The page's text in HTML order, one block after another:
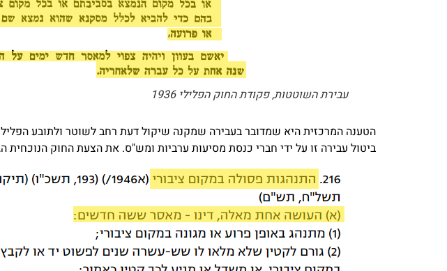
עבירת השוטטות, פקודת החוק הפלילי 1936
הטענה המרכזית היא שמדובר בעבירה שמקנה שיקול דעת רחב לשוטר ולתובע
ביטול עבירה זו על ידי חברי כנסת מסיעות ערביות ומש"ס. את הצעת החוק הנוכחית